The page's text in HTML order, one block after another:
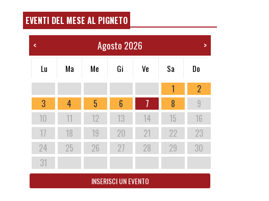
EVENTI DEL MESE AL PIGNETO
< Agosto 2026 >
Lu Ma Me Gi Ve Sa Do
1
2
3
4 5 6 7 8
9
10
11 12 13 14 15
16
17
18 19 20 21 22
23
24
25 26 27 28 29
30
31
INSERISCI UN EVENTO